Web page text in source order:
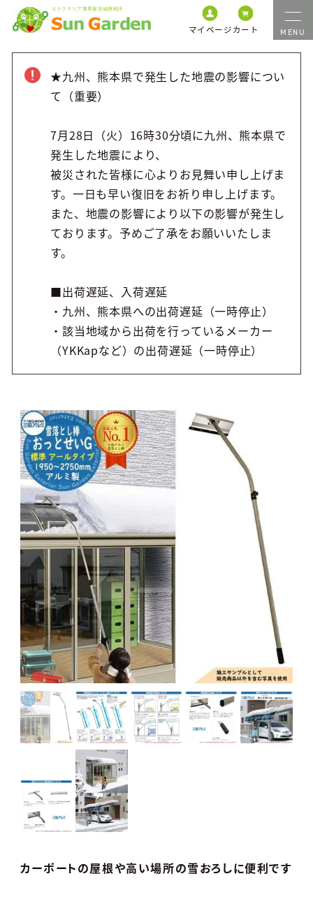
マイページカート
★九州、熊本県で発生した地震の影響につい
て（重要）
7月28日（火）16時30分頃に九州、熊本県で
発生した地震により、
被災された皆様に心よりお見舞い申し上げま
す。一日も早い復旧をお祈り申し上げます。
また、地震の影響により以下の影響が発生し
ております。予めご了承をお願いいたしま
す。
■出荷遅延、入荷遅延
・九州、熊本県への出荷遅延（一時停止）
・該当地域から出荷を行っているメーカー
（YKKapなど）の出荷遅延（一時停止）
カーポートの屋根や高い場所の雪おろしに便利です